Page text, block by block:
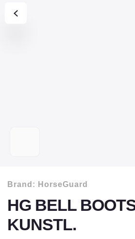
Brand: HorseGuard
HG BELL
KUNSTL.